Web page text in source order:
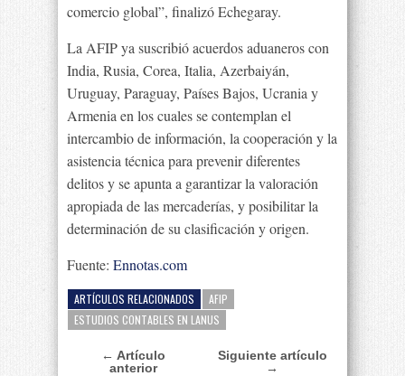
comercio global”, finalizó Echegaray.
La AFIP ya suscribió acuerdos aduaneros con
India, Rusia, Corea, Italia, Azerbaiyán,
Uruguay, Paraguay, Países Bajos, Ucrania y
Armenia en los cuales se contemplan el
intercambio de información, la cooperación y la
asistencia técnica para prevenir diferentes
delitos y se apunta a garantizar la valoración
apropiada de las mercaderías, y posibilitar la
determinación de su clasificación y origen.
Fuente: Ennotas.com
ARTÍCULOS RELACIONADOS
AFIP
ESTUDIOS CONTABLES EN LANUS
← Artículo
anterior
Siguiente artículo
→